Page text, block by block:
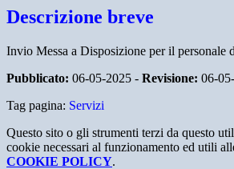
Descrizione breve
Invio Messa a Disposizione per il personale
Pubblicato: 06-05-2025 - Revisione: 06-
Tag pagina: Servizi
Questo sito o gli strumenti terzi da questo
cookie necessari al funzionamento ed utili
COOKIE POLICY.